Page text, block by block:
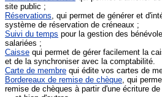
site public ;
Réservations, qui permet de générer et
système de réservation de créneaux ;
Suivi du temps pour la gestion des
salariées ;
Caisse qui permet de gérer facilement la
et de la synchroniser avec la comptabilité.
Carte de membre qui édite vos cartes de
Bordereaux de remise de chèque, qui
remise de chèques à partir d'une écriture de